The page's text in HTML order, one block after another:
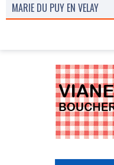
MARIE DU PUY EN VELAY